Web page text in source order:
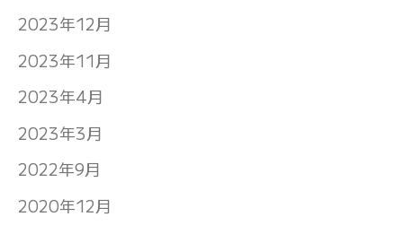
2023年12月
2023年11月
2023年4月
2023年3月
2022年9月
2020年12月